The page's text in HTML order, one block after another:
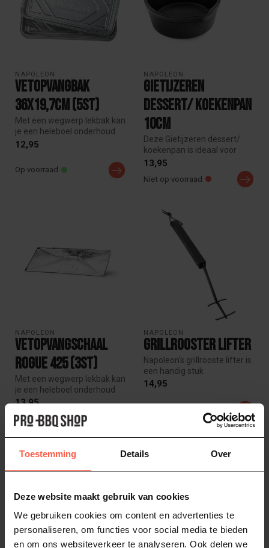
Toestemming Details Over
Deze website maakt gebruik van cookies
We gebruiken cookies om content en advertenties te
personaliseren, om functies voor social media te bieden
en om ons websiteverkeer te analyseren. Ook delen we
NAPOLEON
vetopvangbak
36x19,7cm (5st)
Met een wegwerp lekbak kan
je een heleboel onderhoud
en schoonmaakwerk
12,95
Op voorraad
NAPOLEON
Gietijzeren
dessert/ koekenpan
10cm
Deze Gietijzeren dessert/
koekenpan is ideaal voor
kleine, individuele
13,95
Niet op voorraad
NAPOLEON
vetopvangschaal
Rogue 425 (3st)
Met een wegwerp lekbak kan
je een heleboel onderhoud
en schoonmaakwerk
13,95
Op voorraad
NAPOLEON
Grillrooster lifter
Napoleon's grillrooste lifter is
een handig stuk
gereedschap om te hebben.
14,95